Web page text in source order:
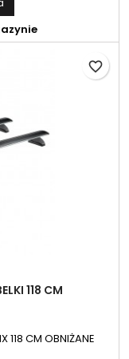
118 CM
118 CM OBNIŻANE
favorite_border